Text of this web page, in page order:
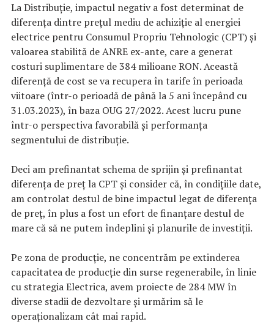
La Distribuție, impactul negativ a fost determinat de
diferența dintre prețul mediu de achiziție al energiei
electrice pentru Consumul Propriu Tehnologic (CPT) și
valoarea stabilită de ANRE ex-ante, care a generat
costuri suplimentare de 384 milioane RON. Această
diferență de cost se va recupera în tarife în perioada
viitoare (într-o perioadă de până la 5 ani începând cu
31.03.2023), în baza OUG 27/2022. Acest lucru pune
într-o perspectiva favorabilă și performanța
segmentului de distribuție.
Deci am prefinantat schema de sprijin și prefinantat
diferența de preț la CPT și consider că, în condițiile date,
am controlat destul de bine impactul legat de diferența
de preț, în plus a fost un efort de finanțare destul de
mare că să ne putem îndeplini și planurile de investiții.
Pe zona de producție, ne concentrăm pe extinderea
capacitatea de producție din surse regenerabile, în linie
cu strategia Electrica, avem proiecte de 284 MW în
diverse stadii de dezvoltare și urmărim să le
operaționalizam cât mai rapid.